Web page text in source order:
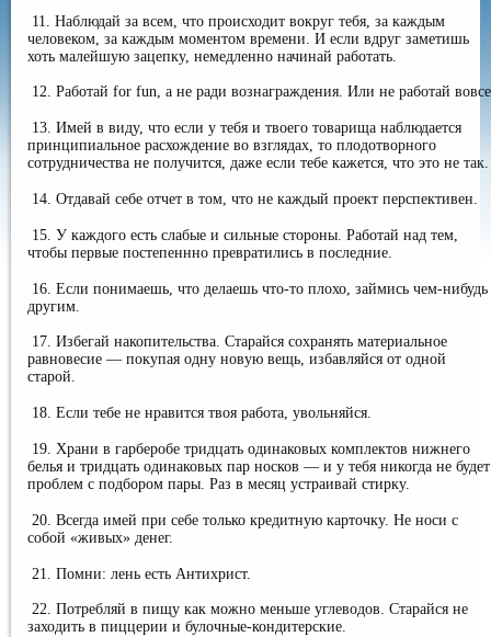
11. Наблюдай за всем, что происходит вокруг тебя, за каждым
человеком, за каждым моментом времени. И если вдруг заметишь
хоть малейшую зацепку, немедленно начинай работать.
12. Работай for fun, а не ради вознаграждения. Или не работай
13. Имей в виду, что если у тебя и твоего товарища наблюдается
принципиальное расхождение во взглядах, то плодотворного
сотрудничества не получится, даже если тебе кажется, что это не так.
14. Отдавай себе отчет в том, что не каждый проект перспективен.
15. У каждого есть слабые и сильные стороны. Работай над тем,
чтобы первые постепеннно превратились в последние.
16. Если понимаешь, что делаешь что-то плохо, займись чем-нибудь
другим.
17. Избегай накопительства. Старайся сохранять материальное
равновесие — покупая одну новую вещь, избавляйся от одной
старой.
18. Если тебе не нравится твоя работа, увольняйся.
19. Храни в гарберобе тридцать одинаковых комплектов нижнего
белья и тридцать одинаковых пар носков — и у тебя никогда не будет
проблем с подбором пары. Раз в месяц устраивай стирку.
20. Всегда имей при себе только кредитную карточку. Не носи с
собой «живых» денег.
21. Помни: лень есть Антихрист.
22. Потребляй в пищу как можно меньше углеводов. Старайся не
заходить в пиццерии и булочные-кондитерские.